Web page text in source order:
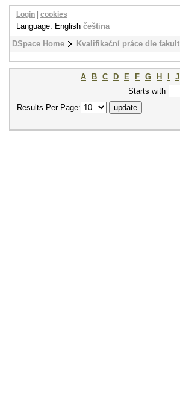
DSpace Home Kvalifikační práce dle fakult
Login cookies
Language: English čeština
A B C D E F G H J
Starts with
Results Per Page: